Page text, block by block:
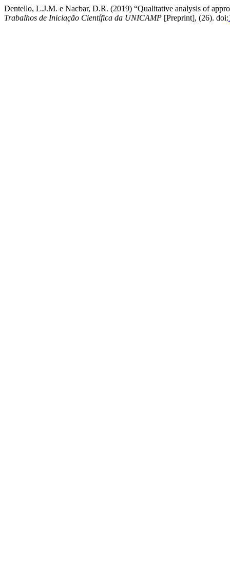
Dentello, L.J.M. e Nacbar, D.R. (2019) “Qualitative analysis of
Trabalhos de Iniciação Científica da UNICAMP [Preprint], (26). doi: